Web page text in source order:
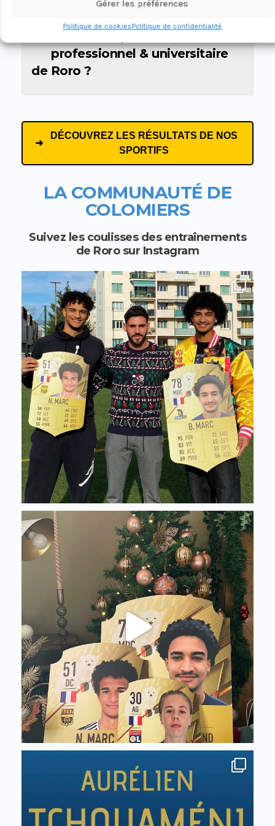
Gérer les préférences
Politique de cookiesPolitique de confidentialité
professionnel & universitaire
de Roro ?
DÉCOUVREZ LES RÉSULTATS DE NOS
SPORTIFS
LA COMMUNAUTÉ DE
COLOMIERS
Suivez les coulisses des entraînements
de Roro sur Instagram